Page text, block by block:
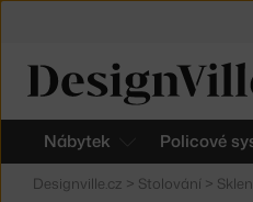
Nábytek Policové
Designville.cz > Stolování >